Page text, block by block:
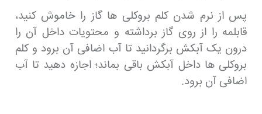
پس از نرم شدن کلم بروکلی ها گاز را خاموش کنید،
قابلمه را از روی گاز برداشته و محتویات داخل آن را
درون یک آبکش برگردانید تا آب اضافی آن برود و کلم
بروکلی ها داخل آبکش باقی بماند؛ اجازه دهید تا آب
اضافی آن برود.